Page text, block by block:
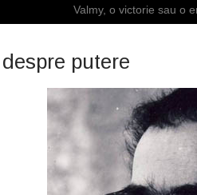
Valmy, o victorie sau o
Gest din disperare în
Uimitoarea viaţă a
Îngerii salvează
putere